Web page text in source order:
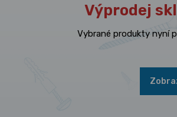
Výprodej
Vybrané produkty nyní